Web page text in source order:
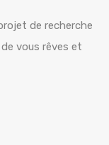
de recherche
vous rêves et